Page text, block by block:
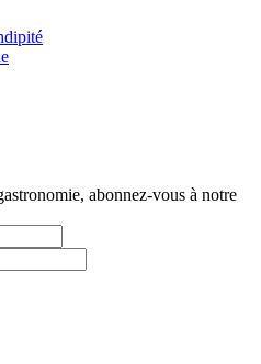
Telegram
abonnez-vous à notre